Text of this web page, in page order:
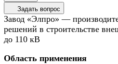
Задать вопрос
Завод «Элпро» —
решений в строительстве
до 110 кВ
Область применения